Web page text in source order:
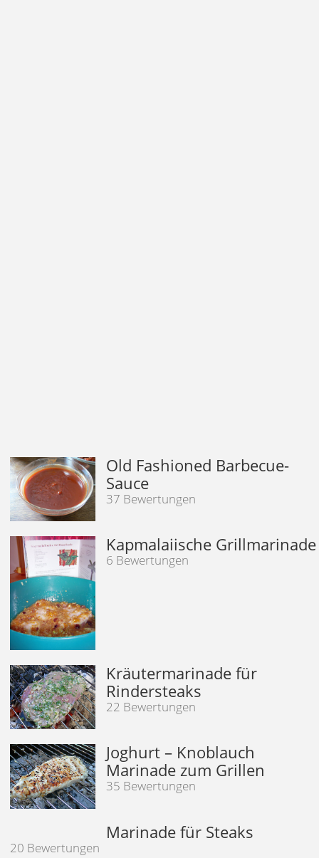
Old Fashioned Barbecue-
Sauce
37 Bewertungen
Kapmalaiische Grillmarinade
6 Bewertungen
Kräutermarinade für
Rindersteaks
22 Bewertungen
Joghurt – Knoblauch
Marinade zum Grillen
35 Bewertungen
Marinade für Steaks
20 Bewertungen